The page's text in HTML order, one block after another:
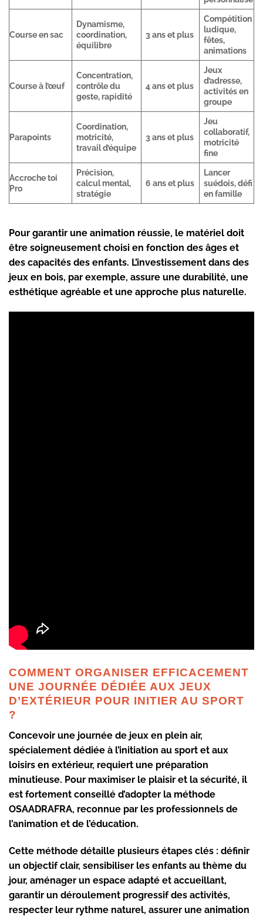
Course en sac
Dynamisme,
coordination,
équilibre
3 ans et plus
Compétition
ludique,
fêtes,
animations
Course à l’œuf
Concentration,
contrôle du
geste, rapidité
4 ans et plus
Jeux
d’adresse,
activités en
groupe
Parapoints
Coordination,
motricité,
travail d’équipe
3 ans et plus
Jeu
collaboratif,
motricité
fine
Accroche toi
Pro
Précision,
calcul mental,
stratégie
6 ans et plus
Lancer
suédois, défi
en famille
Pour garantir une animation réussie, le matériel doit
être soigneusement choisi en fonction des âges et
des capacités des enfants. L’investissement dans des
jeux en bois, par exemple, assure une durabilité, une
esthétique agréable et une approche plus naturelle.
COMMENT ORGANISER EFFICACEMENT
UNE JOURNÉE DÉDIÉE AUX JEUX
D’EXTÉRIEUR POUR INITIER AU SPORT
?
Concevoir une journée de jeux en plein air,
spécialement dédiée à l’initiation au sport et aux
loisirs en extérieur, requiert une préparation
minutieuse. Pour maximiser le plaisir et la sécurité, il
est fortement conseillé d’adopter la méthode
OSAADRAFRA, reconnue par les professionnels de
l’animation et de l’éducation.
Cette méthode détaille plusieurs étapes clés : définir
un objectifclair, sensibiliser les enfants au thème du
jour, aménager un espace adapté et accueillant,
garantir un déroulement progressif des activités,
respecter leur rythme naturel, assurer une animation